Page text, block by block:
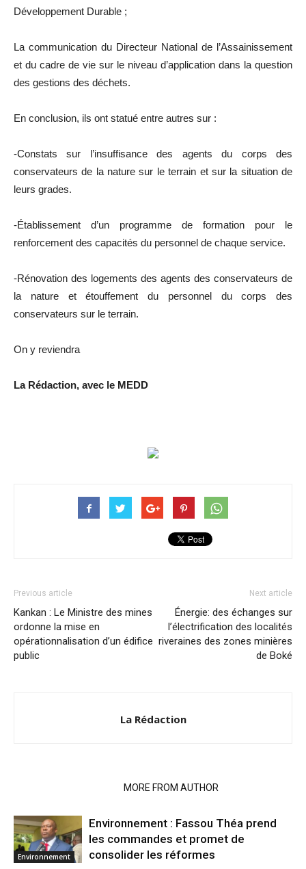
Développement Durable ;
La communication du Directeur National de l’Assainissement
et du cadre de vie sur le niveau d’application dans la question
des gestions des déchets.
En conclusion, ils ont statué entre autres sur :
-Constats sur l’insuffisance des agents du corps des
conservateurs de la nature sur le terrain et sur la situation de
leurs grades.
-Établissement d’un programme de formation pour le
renforcement des capacités du personnel de chaque service.
-Rénovation des logements des agents des conservateurs de
la nature et étouffement du personnel du corps des
conservateurs sur le terrain.
On y reviendra
La Rédaction, avec le MEDD
Previous article
Kankan : Le Ministre des mines
ordonne la mise en
opérationnalisation d’un édifice
public
Next article
Énergie: des échanges sur
l’électrification des localités
riveraines des zones minières
de Boké
La Rédaction
MORE FROM AUTHOR
Environnement
Environnement : Fassou Théa prend
les commandes et promet de
consolider les réformes